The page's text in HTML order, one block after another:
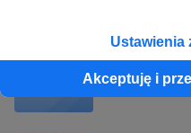
Ustawienia
Akceptuję i
skład